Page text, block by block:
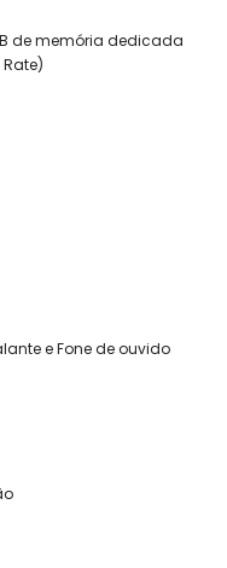
de memória dedicada
e Fone de ouvido